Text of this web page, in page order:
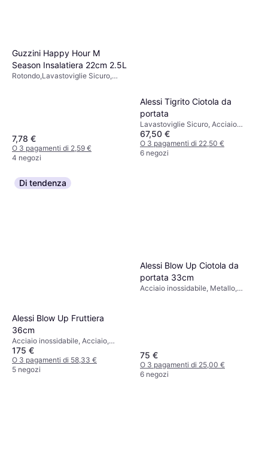
Guzzini Happy Hour M
Season Insalatiera 22cm 2.5L
Rotondo,Lavastoviglie Sicuro,
7,78 €
O 3 pagamenti di 2,59 €
4 negozi
Alessi Tigrito Ciotola da
portata
Lavastoviglie Sicuro, Acciaio
inossidabile, Plastica
67,50 €
O 3 pagamenti di 22,50 €
6 negozi
Di tendenza
Alessi Blow Up Fruttiera
36cm
Acciaio inossidabile, Acciaio,
Bianco, Grigio, Argento,
Multicolore, Acciaio Inossidabile
175 €
O 3 pagamenti di 58,33 €
5 negozi
Alessi Blow Up Ciotola da
portata 33cm
Acciaio inossidabile, Metallo,
75 €
O 3 pagamenti di 25,00 €
6 negozi